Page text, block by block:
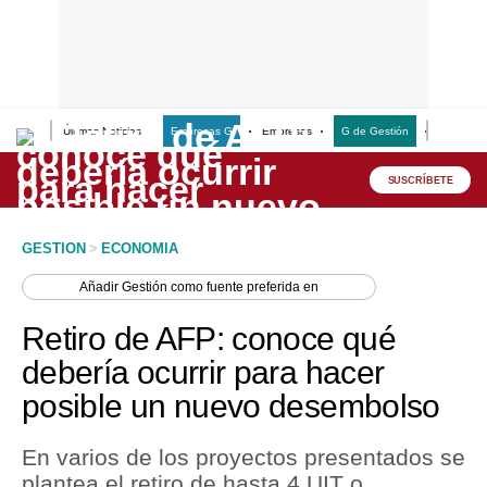
Últimas Noticias Empresas G Empresas G de Gestión
Lo último
Peru Quiosco
Economía
Mercados
Política
SUSCRÍBETE
GESTION > ECONOMIA
AñadirGestión como fuente preferida en
Retiro de AFP: conoce qué
debería ocurrir para hacer
posible un nuevo desembolso
En varios de los proyectos presentados se